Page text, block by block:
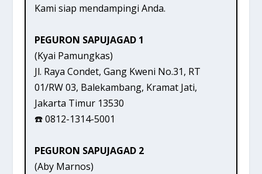
Kami siap mendampingi Anda.
PEGURON SAPUJAGAD 1
(Kyai Pamungkas)
Jl. Raya Condet, Gang Kweni No.31, RT
01/RW 03, Balekambang, Kramat Jati,
Jakarta Timur 13530
☎️ 0812-1314-5001
PEGURON SAPUJAGAD 2
(Aby Marnos)